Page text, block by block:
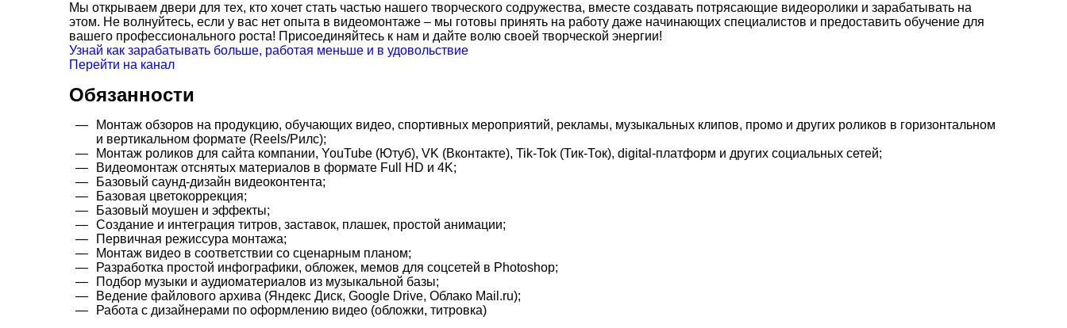
Мы открываем двери для тех, кто хочет стать частью нашего творческого содружества, вместе создавать потрясающие видеоролики и зарабатывать на
этом. Не волнуйтесь, если у вас нет опыта в видеомонтаже – мы готовы принять на работу даже начинающих специалистов и предоставить обучение для
вашего профессионального роста! Присоединяйтесь к нам и дайте волю своей творческой энергии!
Узнай как зарабатывать больше, работая меньше и в удовольствие
Перейти на канал
Обязанности
Монтаж обзоров на продукцию, обучающих видео, спортивных мероприятий, рекламы, музыкальных клипов, промо и других роликов в горизонтальном
и вертикальном формате (Reels/Рилс);
Монтаж роликов для сайта компании, YouTube (Ютуб), VK (Вконтакте), Tik-Tok (Тик-Ток), digital-платформ и других социальных сетей;
Видеомонтаж отснятых материалов в формате Full HD и 4K;
Базовый саунд-дизайн видеоконтента;
Базовая цветокоррекция;
Базовый моушен и эффекты;
Создание и интеграция титров, заставок, плашек, простой анимации;
Первичная режиссура монтажа;
Монтаж видео в соответствии со сценарным планом;
Разработка простой инфографики, обложек, мемов для соцсетей в Photoshop;
Подбор музыки и аудиоматериалов из музыкальной базы;
Ведение файлового архива (Яндекс Диск, Google Drive, Облако Mail.ru);
Работа с дизайнерами по оформлению видео (обложки, титровка)